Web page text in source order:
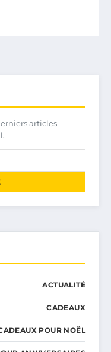
articles
ACTUALITÉ
CADEAUX
POUR NOËL